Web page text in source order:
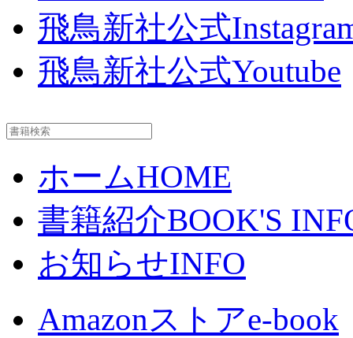
飛鳥新社公式
飛鳥新社公式Youtube
ホームHOME
書籍紹介BOOK'S
お知らせINFO
Amazonストアe-book